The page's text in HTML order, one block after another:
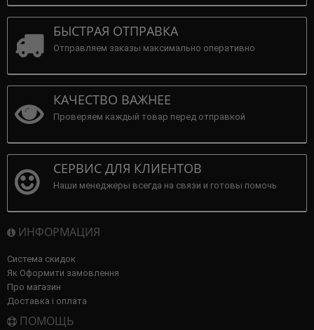
БЫСТРАЯ ОТПРАВКА
Отправляем заказы максимально оперативно
КАЧЕСТВО ВАЖНЕЕ
Проверяем каждый товар перед отправкой
СЕРВИС ДЛЯ КЛИЕНТОВ
Наши менеджеры всегда на связи и готовы помочь
ИНФОРМАЦИЯ
Система скидок
Як Оформити замовлення
Про магазин
Доставка і оплата
ПОМОЩЬ